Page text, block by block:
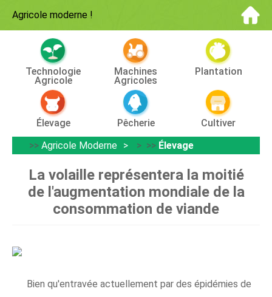
Agricole moderne !
Technologie
Agricole
Machines
Agricoles
Plantation
Élevage Pêcherie
Cultiver
>> Agricole Moderne > >> Élevage
La volaille représentera la moitié
de l'augmentation mondiale de la
consommation de viande
Bien qu'entravée actuellement par des épidémies de